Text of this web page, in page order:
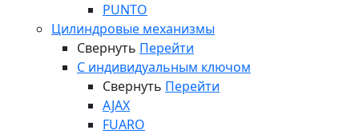
PUNTO
Цилиндровые механизмы
Свернуть Перейти
С индивидуальным ключом
Свернуть Перейти
AJAX
FUARO